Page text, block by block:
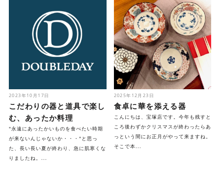
2023年10月17日
こだわりの器と道具で楽し
む、あったか料理
"永遠にあったかいものを食べたい時期
が来ないんじゃないか・・・"と思っ
た、長い長い夏が終わり、急に肌寒くな
りましたね。...
2025年12月23日
食卓に華を添える器
こんにちは、宝塚店です。今年も残すと
ころ後わずかクリスマスが終わったらあ
っという間にお正月がやって来ますね。
そこで本...